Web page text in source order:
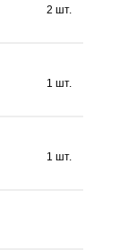
2 шт.
1 шт.
1 шт.